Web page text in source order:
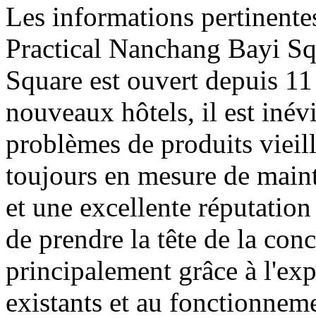
Les informations
Practical Nanchang Bayi
Square est ouvert depuis
nouveaux hôtels, il est
problèmes de produits
toujours en mesure de
et une excellente
de prendre la tête de la
principalement grâce à
existants et au